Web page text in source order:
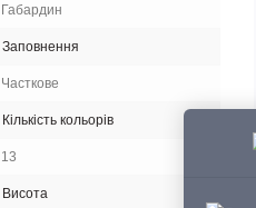
Габардин
Заповнення
Часткове
Кількість кольорів
13
Висота